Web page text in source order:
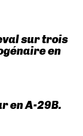
sur trois
en
en A-29B.